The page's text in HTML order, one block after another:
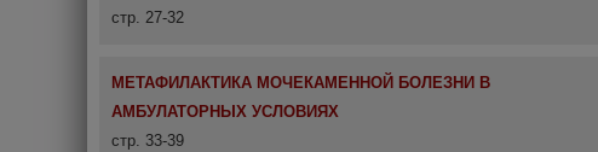
стр. 27-32
МЕТАФИЛАКТИКА МОЧЕКАМЕННОЙ БОЛЕЗНИ В
АМБУЛАТОРНЫХ УСЛОВИЯХ
стр. 33-39